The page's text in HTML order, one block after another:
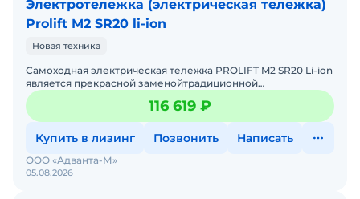
Электротележка (электрическая тележка)
Prolift M2 SR20 li-ion
Новая техника
Самоходная электрическая тележка PROLIFT M2 SR20 Li-ion
является прекрасной заменойтрадиционной
гидравлической тележке. На тележке установлен Li-ion
аккумулятор
116 619 ₽
Купить в лизинг Позвонить Написать
05.08.2026
ООО «Адванта-М»